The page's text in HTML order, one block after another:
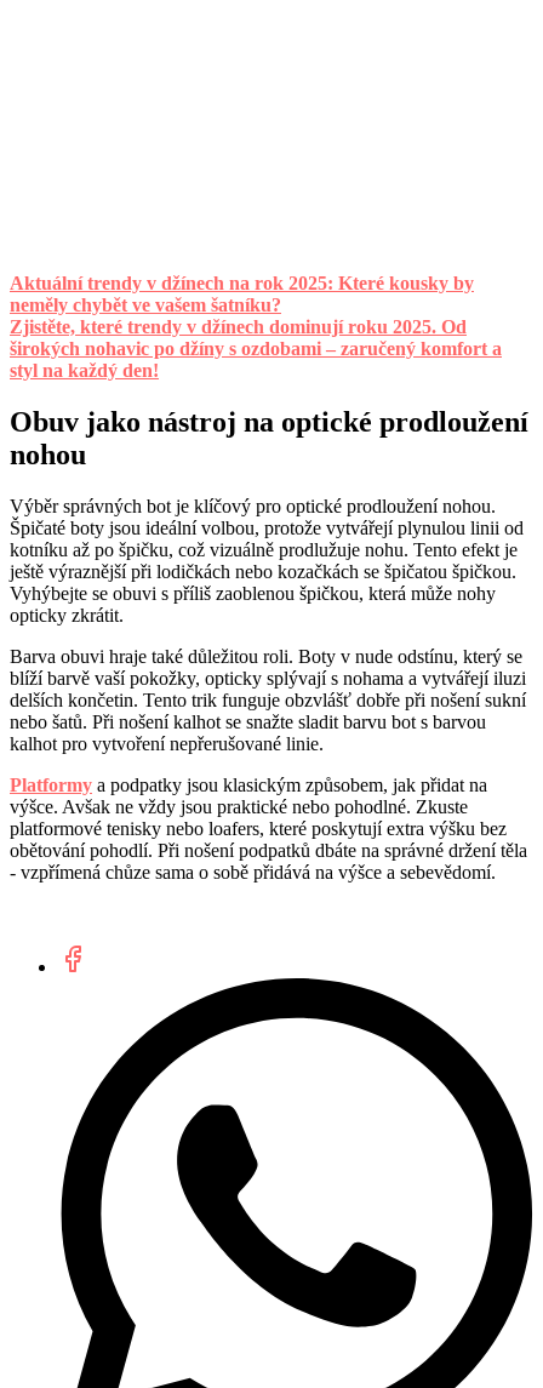
Aktuální trendy v džínech na rok 2025: Které kousky by
neměly chybět ve vašem šatníku?
Zjistěte, které trendy v džínech dominují roku 2025. Od
širokých nohavic po džíny s ozdobami – zaručený komfort a
styl na každý den!
Obuv jako nástroj na optické prodloužení
nohou
Výběr správných bot je klíčový pro optické prodloužení nohou.
Špičaté boty jsou ideální volbou, protože vytvářejí plynulou linii od
kotníku až po špičku, což vizuálně prodlužuje nohu. Tento efekt je
ještě výraznější při lodičkách nebo kozačkách se špičatou špičkou.
Vyhýbejte se obuvi s příliš zaoblenou špičkou, která může nohy
opticky zkrátit.
Barva obuvi hraje také důležitou roli. Boty v nude odstínu, který se
blíží barvě vaší pokožky, opticky splývají s nohama a vytvářejí iluzi
delších končetin. Tento trik funguje obzvlášť dobře při nošení sukní
nebo šatů. Při nošení kalhot se snažte sladit barvu bot s barvou
kalhot pro vytvoření nepřerušované linie.
Platformy a podpatky jsou klasickým způsobem, jak přidat na
výšce. Avšak ne vždy jsou praktické nebo pohodlné. Zkuste
platformové tenisky nebo loafers, které poskytují extra výšku bez
obětování pohodlí. Při nošení podpatků dbáte na správné držení těla
- vzpřímená chůze sama o sobě přidává na výšce a sebevědomí.